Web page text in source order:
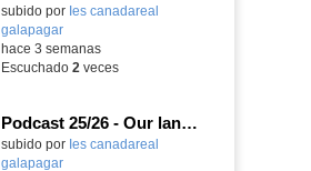
subido por Ies canadareal
galapagar-
hace 3 semanas
Escuchado 2 veces
Podcast 25/26 - Our language assistant Ellie
subido por Ies canadareal
galapagar-